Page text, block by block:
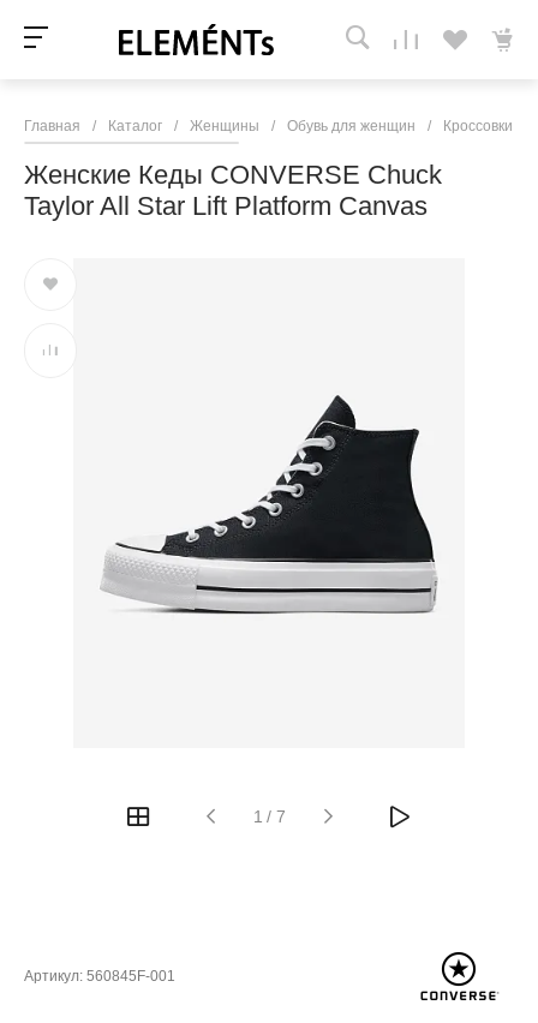
Главная / Каталог / Женщины / Обувь для женщин / Кроссовки и
Женские Кеды CONVERSE Chuck
Taylor All Star Lift Platform Canvas
1 / 7
Артикул: 560845F-001